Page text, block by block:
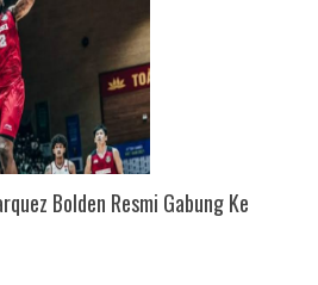
Bolden Resmi Gabung Ke